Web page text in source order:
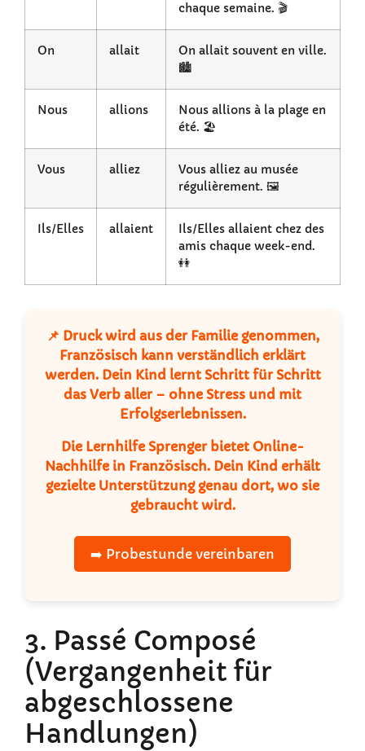
chaque semaine. 🎬
On allait
On allait souvent en ville.
🏙️
Nous allions
Nous allions à la plage en
été. 🏖️
Vous alliez
Vous alliez au musée
régulièrement. 🖼️
Ils/Elles allaient
Ils/Elles allaient chez des
amis chaque week-end.
👭
📌 Druck wird aus der Familie genommen,
Französisch kann verständlich erklärt
werden. Dein Kind lernt Schritt für Schritt
das Verb aller– ohne Stress und mit
Erfolgserlebnissen.
Die Lernhilfe Sprengerbietet Online-
Nachhilfe in Französisch. Dein Kind erhält
gezielte Unterstützung genau dort, wo sie
gebraucht wird.
➡️ Probestunde vereinbaren
3. Passé Composé
(Vergangenheit für
abgeschlossene
Handlungen)